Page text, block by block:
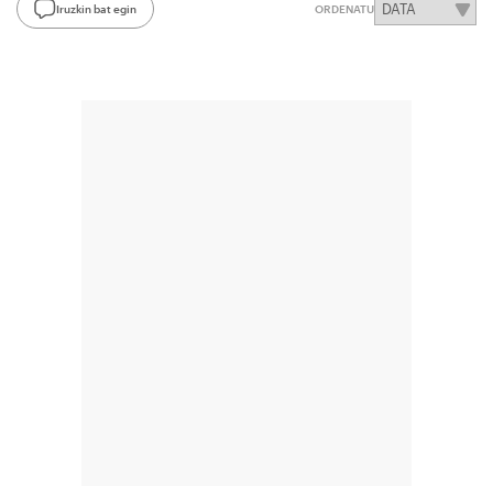
Iruzkin bat egin ORDENATU